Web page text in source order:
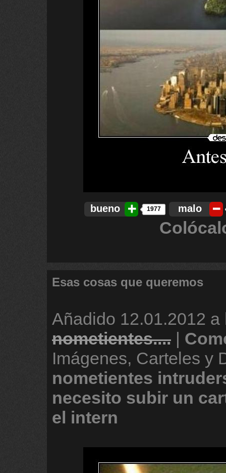
bueno 1977 malo
Esas cosas que queremos
Añadido 12.01.2012 a
nometientes.... |
Imágenes, Carteles y
nometientes
necesito subir un
el intern